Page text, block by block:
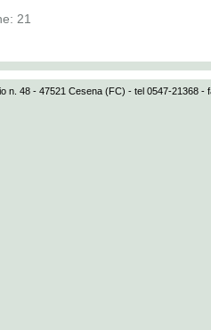
21
n. 48 - 47521 Cesena (FC) - tel 0547-21368 -